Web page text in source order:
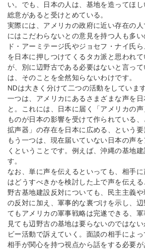
い。でも、日本の人は、基地を造ってほ
総意があると受けとめている。
実際には、アメリカの政府に近い存在の
にはこだわらないとの意見を持つ人も多
ド・アーミテージ氏やジョセフ・ナイ氏
を日本に押しつけてくるタカ派と思われて
が、別に辺野古である必要はないと言って
は、そのことを全然知らないわけです。
NDは大きく分けて二つの活動をしています
一つは、アメリカにあるさまざまな声を日
と。これには、日本に届く「アメリカの
ものが日本の影響を受けて作られている
拡声器」の存在を日本に広める、という要
もう一つは、現在届いていない日本の声
くということです。例えば、沖縄の基地
す。
なお、単に声を伝えるといっても、相手
はどうすべきかを検討した上で声を伝え
野古基地建設反対についても、民主主義
の反対に加え、軍事的な裏づけを示し、辺
てもアメリカの軍事戦略は完遂できる、
見ても辺野古の基地は要らないのではな
ビー活動で訴えていく。面談の相手によっ
相手が関心を持つ視点から話をする必要